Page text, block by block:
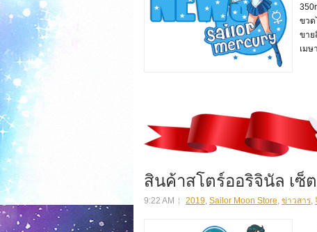
ขว
ขาย
เมษ
สินค้าสโตร์ออริจินัล เซ็
9:22 AM 2019, Sailor Moon Store, ข่าวสาร,
สิน